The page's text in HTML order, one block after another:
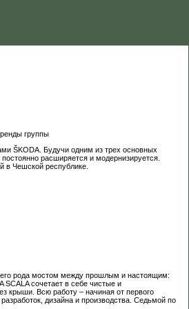
группы
ŠKODA. Будучи одним из трех основных
расширяется и модернизируется.
в Чешской республике.
рода мостом между прошлым и настоящим:
сочетает в себе чистые и
крыши. Всю работу – начиная от первого
дизайна и производства. Седьмой по